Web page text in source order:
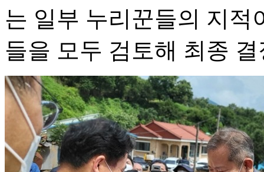
는 일부 누리꾼들의 지적
들을 모두 검토해 최종